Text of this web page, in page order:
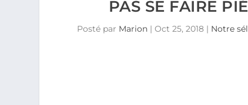
PAS SE FAIRE
Posté par Marion| Oct 25, 2018| Notre